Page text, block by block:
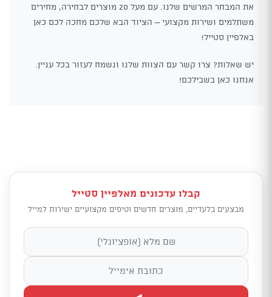
את המבחר המרשים שלנו. עם מעל 20 מוצרים לבחירה, מחירים
משתלמים ושירות מקצועי – הציוד הבא שלכם מחכה לכם כאן
באלפיין סטייל!
יש שאלות? צרו קשר עם הצוות שלנו ונשמח לעזור בכל עניין.
אנחנו כאן בשבילכם!
קבלו עדכונים מאלפיין סטייל
מבצעים בלעדיים, מוצרים חדשים וטיפים מקצועיים ישירות למייל